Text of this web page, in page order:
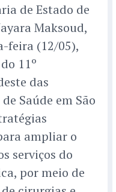
de Estado de
Maksoud,
feira (12/05),
11º
das
Saúde em São
ampliar o
serviços do
por meio de